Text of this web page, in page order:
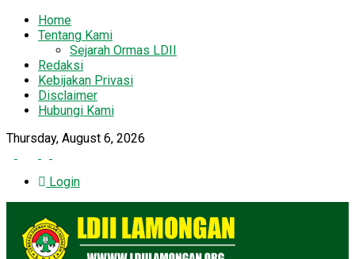
Home
Tentang Kami
Sejarah Ormas LDII
Redaksi
Kebijakan Privasi
Disclaimer
Hubungi Kami
Thursday, August 6, 2026
Login